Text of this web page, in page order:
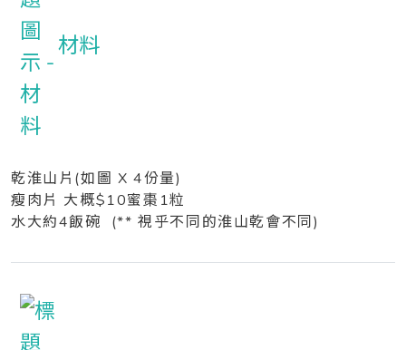
材料
乾淮山片(如圖 X 4份量)
瘦肉片 大概$10蜜棗1粒
水大約4飯碗 (** 視乎不同的淮山乾會不同)